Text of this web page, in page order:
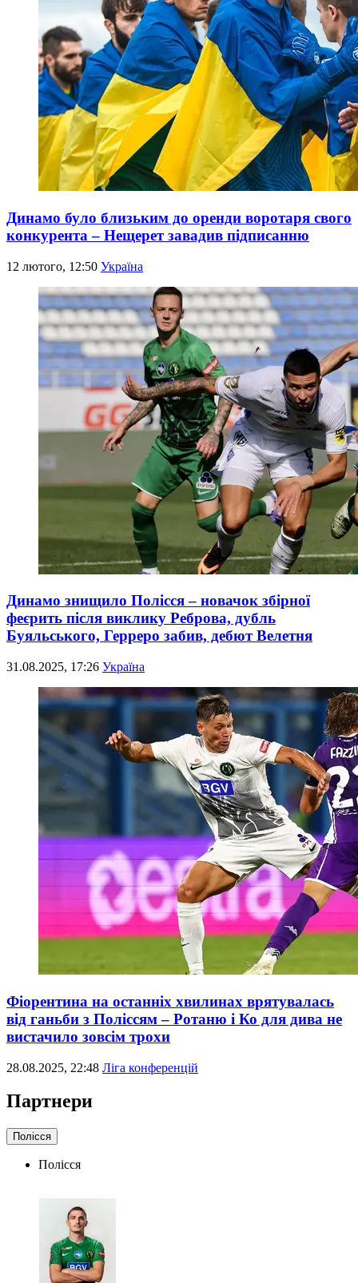
Динамо було близьким до оренди воротаря свого
конкурента – Нещерет завадив підписанню
12 лютого, 12:50 Україна
Динамо знищило Полісся – новачок збірної
феєрить після виклику Реброва, дубль
Буяльського, Герреро забив, дебют Велетня
31.08.2025, 17:26 Україна
Фіорентина на останніх хвилинах врятувалась
від ганьби з Поліссям – Ротаню і Ко для дива не
вистачило зовсім трохи
28.08.2025, 22:48 Ліга конференцій
Партнери
Полісся
Полісся